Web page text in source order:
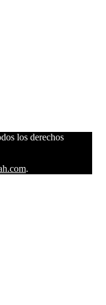
los derechos
.